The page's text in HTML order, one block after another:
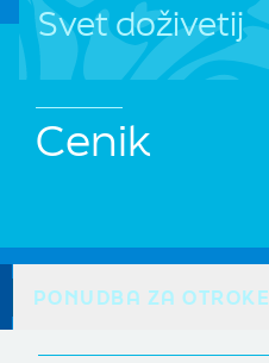
Svet doživetij
Cenik
PONUDBA ZA OTROKE